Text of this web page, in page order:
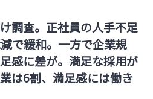
調査。正社員の人手不足
で緩和。一方で企業規
感に差が。満足な採用が
は6割、満足感には働き